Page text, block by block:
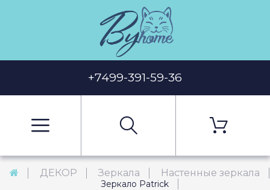
+7499-391-59-36
ДЕКОР Зеркала Настенные зеркала
Зеркало Patrick